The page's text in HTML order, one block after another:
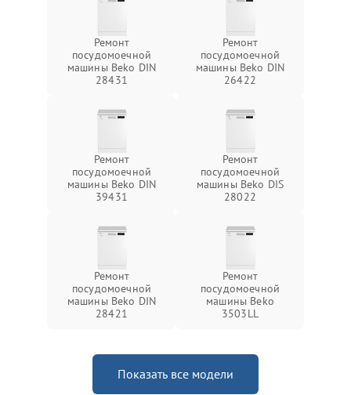
Ремонт
посудомоечной
машины Beko DIN
28431
Ремонт
посудомоечной
машины Beko DIN
26422
Ремонт
посудомоечной
машины Beko DIN
39431
Ремонт
посудомоечной
машины Beko DIS
28022
Ремонт
посудомоечной
машины Beko DIN
28421
Ремонт
посудомоечной
машины Beko
3503LL
Показать все модели